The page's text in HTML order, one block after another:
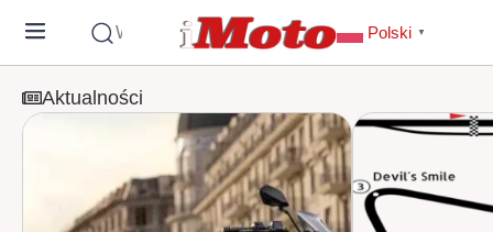
Wyszukaj Polski ▼
Aktualności